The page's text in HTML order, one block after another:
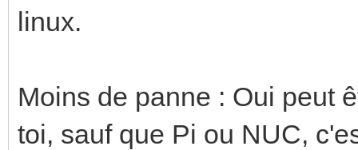
linux.
Moins de panne : Oui peut
toi, sauf que Pi ou NUC,